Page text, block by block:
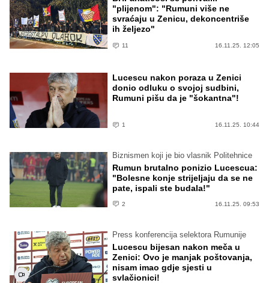
"plijenom": "Rumuni više ne
svraćaju u Zenicu, dekoncentriše
ih željezo"
11 16.11.25. 12:05
Lucescu nakon poraza u Zenici
donio odluku o svojoj sudbini,
Rumuni pišu da je "šokantna"!
1 16.11.25. 10:44
Biznismen koji je bio vlasnik Politehnice
Rumun brutalno ponizio Lucescua:
"Bolesne konje strijeljaju da se ne
pate, ispali ste budala!"
2 16.11.25. 09:53
Press konferencija selektora Rumunije
Lucescu bijesan nakon meča u
Zenici: Ovo je manjak poštovanja,
nisam imao gdje sjesti u
svlačionici!